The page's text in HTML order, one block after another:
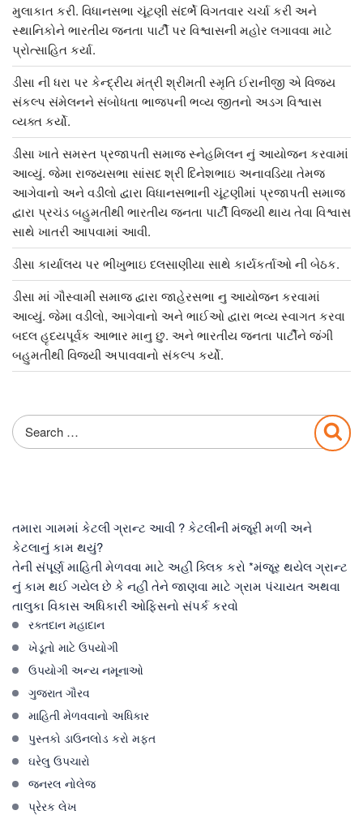
મુલાકાત કરી. વિધાનસભા ચૂંટણી સંદર્ભે વિગતવાર ચર્ચા કરી અને
સ્થાનિકોને ભારતીય જનતા પાર્ટી પર વિશ્વાસની મહોર લગાવવા માટે
પ્રોત્સાહિત કર્યા.
ડીસા ની ધરા પર કેન્દ્રીય મંત્રી શ્રીમતી સ્મૃતિ ઈરાનીજી એ વિજય
સંકલ્પ સંમેલનને સંબોધતા ભાજપની ભવ્ય જીતનો અડગ વિશ્વાસ
વ્યક્ત કર્યો.
ડીસા ખાતે સમસ્ત પ્રજાપતી સમાજ સ્નેહમિલન નું આયોજન કરવામાં
આવ્યું. જેમા રાજ્યસભા સાંસદ શ્રી દિનેશભાઇ અનાવડિયા તેમજ
આગેવાનો અને વડીલો દ્વારા વિધાનસભાની ચૂંટણીમાં પ્રજાપતી સમાજ
દ્વારા પ્રચંડ બહુમતીથી ભારતીય જનતા પાર્ટી વિજયી થાય તેવા વિશ્વાસ
સાથે ખાતરી આપવામાં આવી.
ડીસા કાર્યાલય પર ભીખુભાઇ દલસાણીયા સાથે કાર્યકર્તાઓ ની બેઠક.
ડીસા માં ગૌસ્વામી સમાજ દ્વારા જાહેરસભા નુ આયોજન કરવામાં
આવ્યું. જેમા વડીલો, આગેવાનો અને ભાઈઓ દ્વારા ભવ્ય સ્વાગત કરવા
બદલ હૃદયપૂર્વક આભાર માનુ છુ. અને ભારતીય જનતા પાર્ટીને જંગી
બહુમતીથી વિજયી અપાવવાનો સંકલ્પ કર્યો.
Search
for:
તમારા ગામમાં કેટલી ગ્રાન્ટ આવી ? કેટલીની મંજૂરી મળી અને
કેટલાનું કામ થયું?
તેની સંપૂર્ણ માહિતી મેળવવા માટે અહીં ક્લિક કરો *મંજૂર થયેલ ગ્રાન્ટ
નું કામ થઈ ગયેલ છે કે નહીં તેને જાણવા માટે ગ્રામ પંચાયત અથવા
તાલુકા વિકાસ અધિકારી ઓફિસનો સંપર્ક કરવો
રક્તદાન મહાદાન
ખેડૂતો માટે ઉપયોગી
ઉપયોગી અન્ય નમૂનાઓ
ગુજરાત ગૌરવ
માહિતી મેળવવાનો અધિકાર
પુસ્તકો ડાઉનલોડ કરો મફત
ઘરેલુ ઉપચારો
જનરલ નોલેજ
પ્રેરક લેખ